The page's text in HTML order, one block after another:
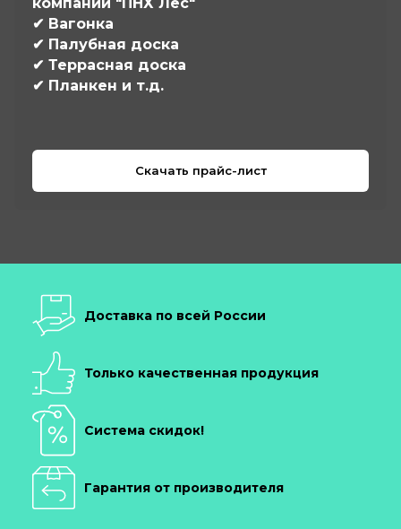
✔ Вагонка
✔ Палубная доска
✔ Террасная доска
✔ Планкен и т.д.
Скачать прайс-лист
Доставка по всей России
Только качественная продукция
Система скидок!
Гарантия от производителя